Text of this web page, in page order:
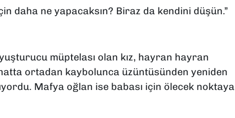
daha ne yapacaksın? Biraz da kendini düşün.”
müptelası olan kız, hayran hayran
ortadan kaybolunca üzüntüsünden yeniden
Mafya oğlan ise babası için ölecek noktaya